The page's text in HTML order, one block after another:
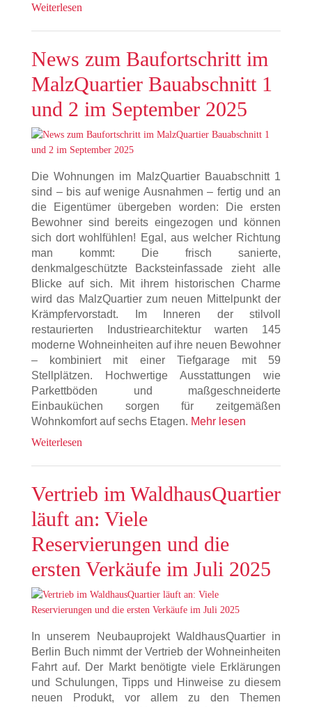
Weiterlesen
News zum Baufortschritt im
MalzQuartier Bauabschnitt 1
und 2 im September 2025
Die Wohnungen im MalzQuartier Bauabschnitt 1
sind – bis auf wenige Ausnahmen – fertig und an
die Eigentümer übergeben worden: Die ersten
Bewohner sind bereits eingezogen und können
sich dort wohlfühlen! Egal, aus welcher Richtung
man kommt: Die frisch sanierte,
denkmalgeschützte Backsteinfassade zieht alle
Blicke auf sich. Mit ihrem historischen Charme
wird das MalzQuartier zum neuen Mittelpunkt der
Krämpfervorstadt. Im Inneren der stilvoll
restaurierten Industriearchitektur warten 145
moderne Wohneinheiten auf ihre neuen Bewohner
– kombiniert mit einer Tiefgarage mit 59
Stellplätzen. Hochwertige Ausstattungen wie
Parkettböden und maßgeschneiderte
Einbauküchen sorgen für zeitgemäßen
Wohnkomfort auf sechs Etagen. Mehr lesen
Weiterlesen
Vertrieb im WaldhausQuartier
läuft an: Viele
Reservierungen und die
ersten Verkäufe im Juli 2025
In unserem Neubauprojekt WaldhausQuartier in
Berlin Buch nimmt der Vertrieb der Wohneinheiten
Fahrt auf. Der Markt benötigte viele Erklärungen
und Schulungen, Tipps und Hinweise zu diesem
neuen Produkt, vor allem zu den Themen